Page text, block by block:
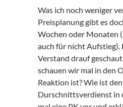
Was ich noch weniger
Preisplanung gibt es
Wochen oder Monaten
auch für nicht Aufstieg).
Verstand drauf
schauen wir mal in den
Reaktion ist? Wie ist
Durschnittsverdienst in